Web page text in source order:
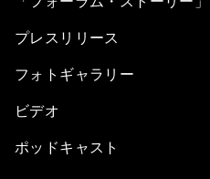
プレスリリース
フォトギャラリー
ビデオ
ポッドキャスト